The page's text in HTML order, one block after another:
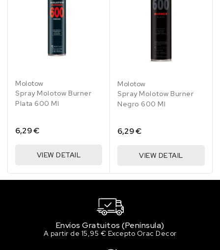
204 Light Orange
4.56 €
205 Peach dark
4.56 €
208 Skin
4.56 €
11 en stock
4.56 €
13 en stock
Molotow
Spray Molotow Burner
Plata 600 Ml
6,29 €
VIEW DETAIL
Molotow
Spray Molotow Burner
Negro 600 Ml
6,29 €
VIEW DETAIL
Envíos Gratuitos (Península)
A partir de 15,95 € Excepto Orac Decor